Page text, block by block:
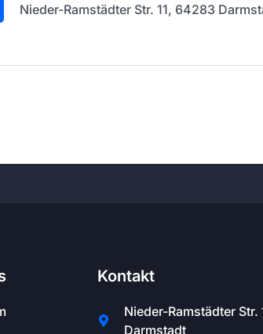
Nieder-Ramstädter Str. 11, 64283
Kontakt
Nieder-Ramstädter Str.
Darmstadt